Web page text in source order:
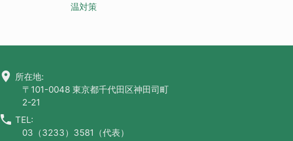
温対策
location_on 所在地:
〒101-0048 東京都千代田区神田司町
2-21
call TEL:
03（3233）3581（代表）